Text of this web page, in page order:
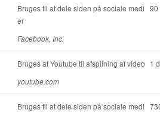
Bruges til at dele siden på sociale medi
er
Facebook, Inc.
Bruges af Youtube til afspilning af video
youtube.com
Bruges til at dele siden på sociale medi
90
1